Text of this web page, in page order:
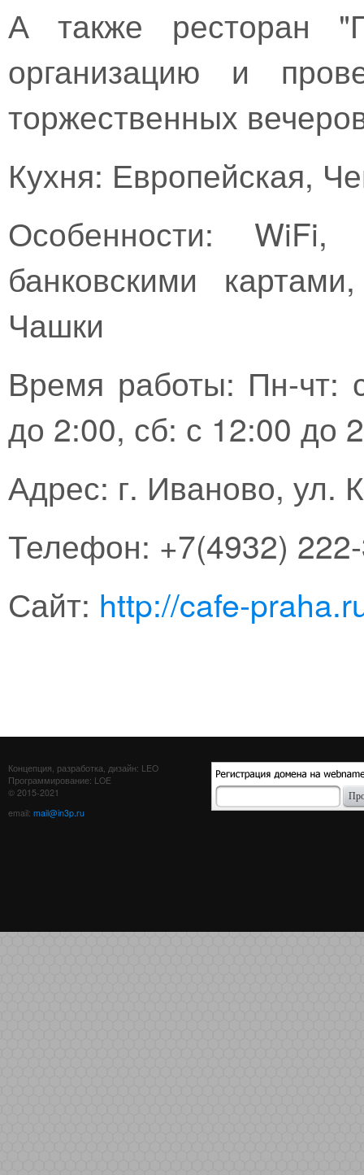
А также ресторан
организацию и
торжественных
Кухня: Европейская,
Особенности: WiFi,
банковскими
Чашки
Время работы: Пн-чт:
до 2:00, сб: с 12:00 до
Адрес: г. Иваново, ул.
Телефон: +7(4932)
Сайт: http://cafe-
Концепция, разработка, дизайн: LEO
Программирование: LOE
© 2015-2021
email: mail@in3p.ru